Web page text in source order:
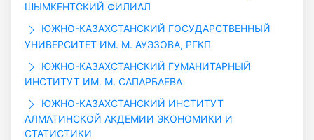
ШЫМКЕНТСКИЙ ФИЛИАЛ
ЮЖНО-КАЗАХСТАНСКИЙ ГОСУДАРСТВЕННЫЙ
УНИВЕРСИТЕТ ИМ. М. АУЭЗОВА, РГКП
ЮЖНО-КАЗАХСТАНСКИЙ ГУМАНИТАРНЫЙ
ИНСТИТУТ ИМ. М. САПАРБАЕВА
ЮЖНО-КАЗАХСТАНСКИЙ ИНСТИТУТ
АЛМАТИНСКОЙ АКДЕМИИ ЭКОНОМИКИ И
СТАТИСТИКИ